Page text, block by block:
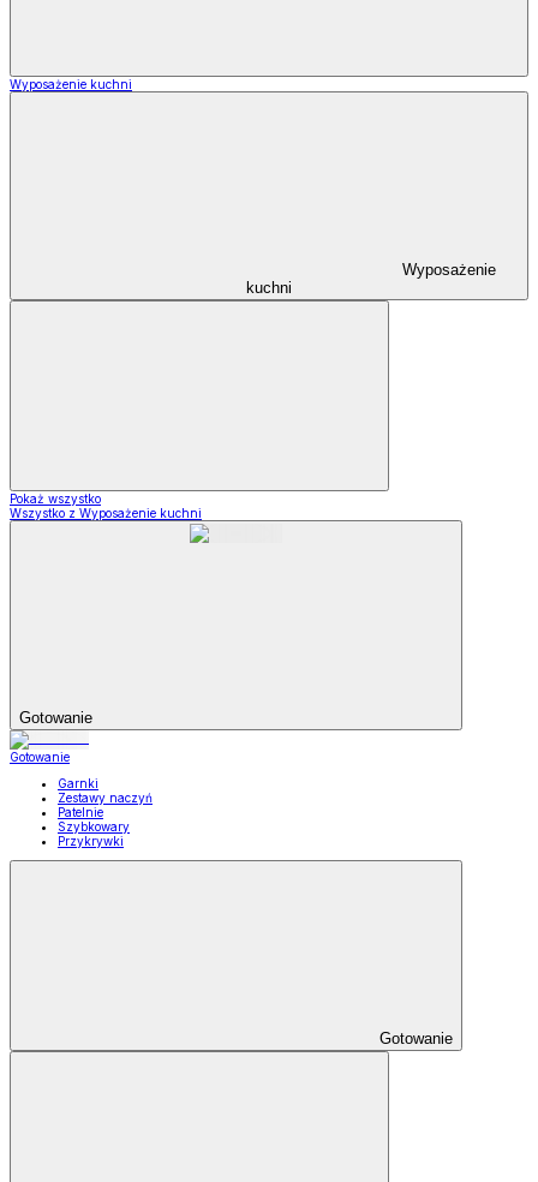
Wyposażenie kuchni
Wyposażenie
kuchni
Pokaż wszystko
Wszystko z Wyposażenie kuchni
Gotowanie
Gotowanie
Garnki
Zestawy naczyń
Patelnie
Szybkowary
Przykrywki
Gotowanie